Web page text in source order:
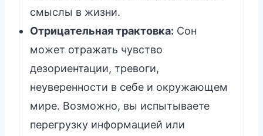
смыслы в жизни.
Отрицательная трактовка: Сон
может отражать чувство
дезориентации, тревоги,
неуверенности в себе и окружающем
мире. Возможно, вы испытываете
перегрузку информацией или